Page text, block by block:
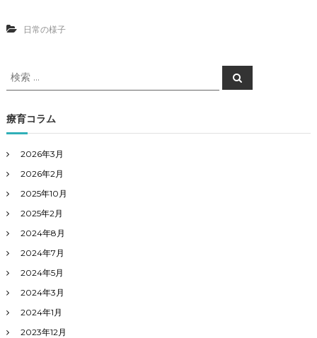
a
o
r
a
日常の様子
検
索
象
:
検
索
療育コラム
2026年3月
2026年2月
2025年10月
2025年2月
2024年8月
2024年7月
2024年5月
2024年3月
2024年1月
2023年12月